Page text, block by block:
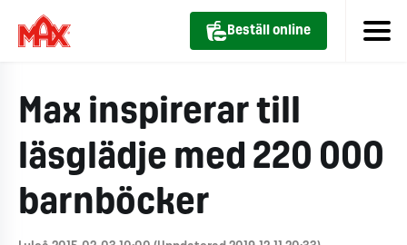
Beställ online
Max inspirerar till
läsglädje med 220 000
barnböcker